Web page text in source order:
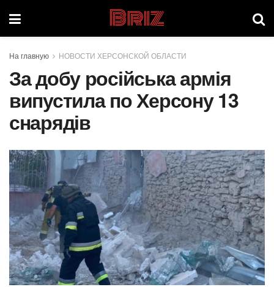
Briz
На главную НОВОСТИ ХЕРСОНСКОЙ ОБЛАСТИ
За добу російська армія
випустила по Херсону 13
снарядів